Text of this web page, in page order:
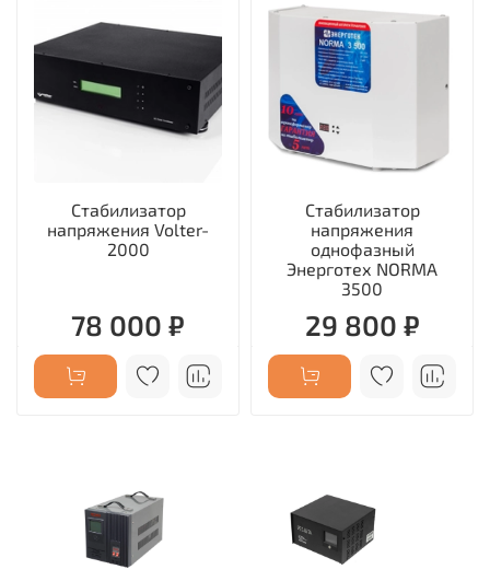
Стабилизатор
напряжения Volter-
2000
78 000 ₽
Стабилизатор
напряжения
однофазный
Энерготех NORMA
3500
29 800 ₽